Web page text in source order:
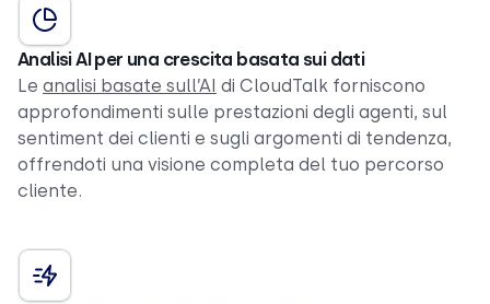
Analisi AI per una crescita basata sui dati
Le analisi basate sull’AI di CloudTalk forniscono
approfondimenti sulle prestazioni degli agenti, sul
sentiment dei clienti e sugli argomenti di tendenza,
offrendoti una visione completa del tuo percorso
cliente.